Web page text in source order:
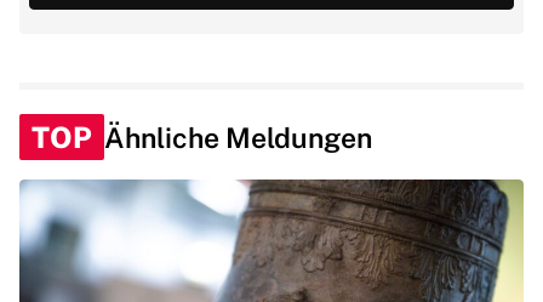
TOP Ähnliche Meldungen